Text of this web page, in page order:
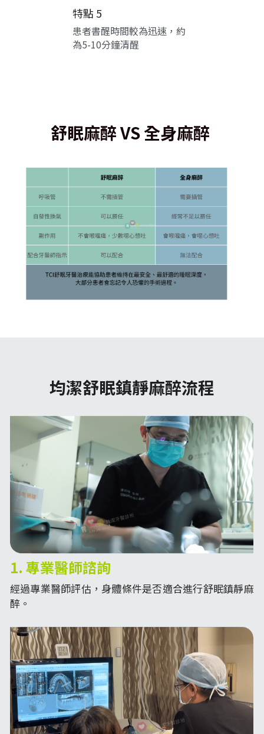
特點 5
患者書醒時間較為迅速，約
為5-10分鐘清醒
舒眠麻醉 VS 全身麻醉
均潔舒眠鎮靜麻醉流程
1. 專業醫師諮詢
經過專業醫師評估，身體條件是否適合進行舒眠鎮靜麻
醉。